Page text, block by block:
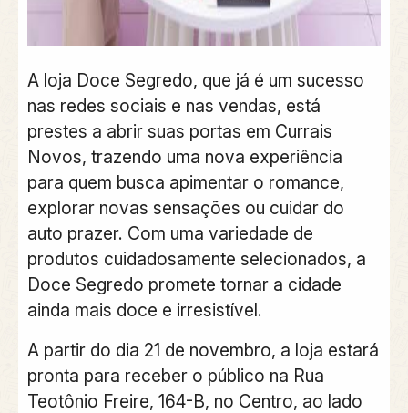
A loja Doce Segredo, que já é um sucesso
nas redes sociais e nas vendas, está
prestes a abrir suas portas em Currais
Novos, trazendo uma nova experiência
para quem busca apimentar o romance,
explorar novas sensações ou cuidar do
auto prazer. Com uma variedade de
produtos cuidadosamente selecionados, a
Doce Segredo promete tornar a cidade
ainda mais doce e irresistível.
A partir do dia 21 de novembro, a loja estará
pronta para receber o público na Rua
Teotônio Freire, 164-B, no Centro, ao lado